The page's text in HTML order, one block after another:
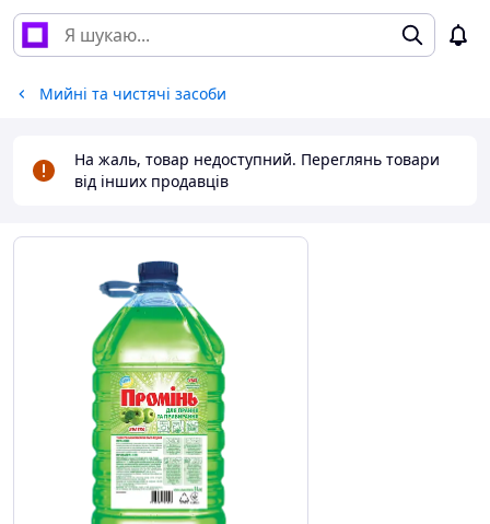
Мийні та чистячі засоби
На жаль, товар недоступний. Переглянь товари
від інших продавців